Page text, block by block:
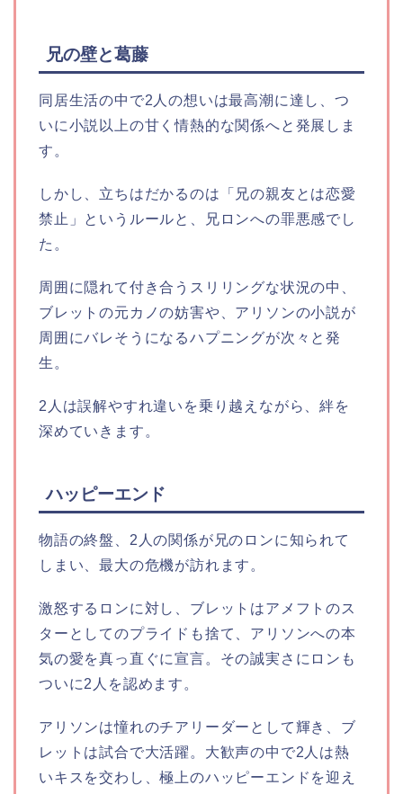
兄の壁と葛藤
同居生活の中で2人の想いは最高潮に達し、つ
いに小説以上の甘く情熱的な関係へと発展しま
す。
しかし、立ちはだかるのは「兄の親友とは恋愛
禁止」というルールと、兄ロンへの罪悪感でし
た。
周囲に隠れて付き合うスリリングな状況の中、
ブレットの元カノの妨害や、アリソンの小説が
周囲にバレそうになるハプニングが次々と発
生。
2人は誤解やすれ違いを乗り越えながら、絆を
深めていきます。
ハッピーエンド
物語の終盤、2人の関係が兄のロンに知られて
しまい、最大の危機が訪れます。
激怒するロンに対し、ブレットはアメフトのス
ターとしてのプライドも捨て、アリソンへの本
気の愛を真っ直ぐに宣言。その誠実さにロンも
ついに2人を認めます。
アリソンは憧れのチアリーダーとして輝き、ブ
レットは試合で大活躍。大歓声の中で2人は熱
いキスを交わし、極上のハッピーエンドを迎え